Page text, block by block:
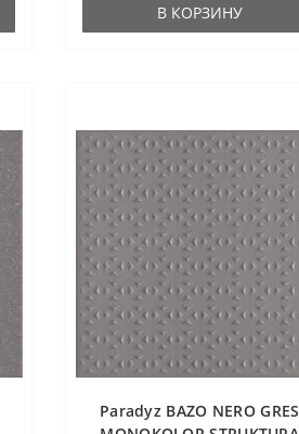
В КОРЗИНУ
Paradyz BAZO NERO GRES